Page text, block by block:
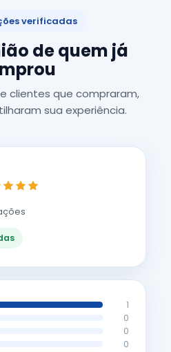
verificadas
de quem já
clientes que compraram,
sua experiência.
1
0
0
0